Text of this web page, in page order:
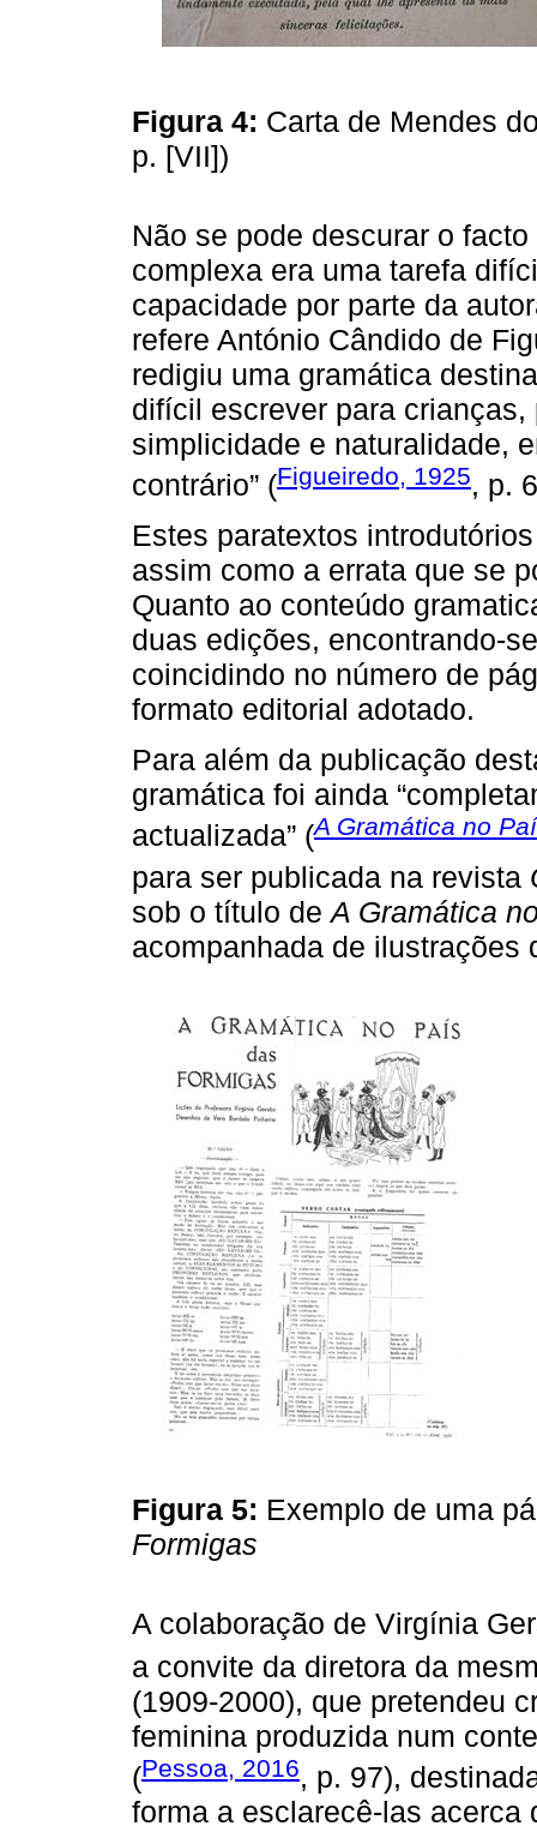
Figura 4: Carta de Mendes
p. [VII])
Não se pode descurar o
complexa era uma tarefa
capacidade por parte da
refere António Cândido de
redigiu uma gramática
difícil escrever para
simplicidade e naturalidade,
contrário” (Figueiredo, 1925, p.
Estes paratextos
assim como a errata que se
Quanto ao conteúdo
duas edições, encontrando-
coincidindo no número de
formato editorial adotado.
Para além da publicação
gramática foi ainda
actualizada” (A Gramática no
para ser publicada na revista
sob o título deA Gramática
acompanhada de ilustrações
Figura 5: Exemplo de uma
Formigas
A colaboração de Virgínia
a convite da diretora da
(1909-2000), que pretendeu
feminina produzida num
(Pessoa, 2016, p. 97),
forma a esclarecê-las acerca